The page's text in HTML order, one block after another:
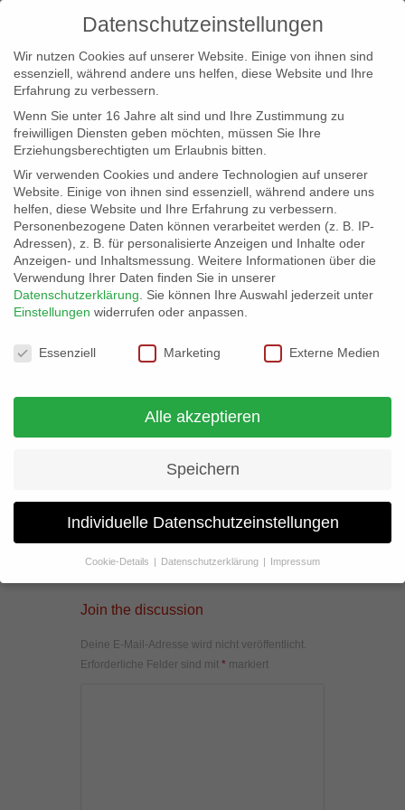
info@erfolgreich-events.de
+4940 46 777 230
Join the discussion
Deine E-Mail-Adresse wird nicht veröffentlicht.
Erforderliche Felder sind mit * markiert
Datenschutzeinstellungen
Wir nutzen Cookies auf unserer Website. Einige von ihnen sind
essenziell, während andere uns helfen, diese Website und Ihre
Erfahrung zu verbessern.
Wenn Sie unter 16 Jahre alt sind und Ihre Zustimmung zu
freiwilligen Diensten geben möchten, müssen Sie Ihre
Erziehungsberechtigten um Erlaubnis bitten.
Wir verwenden Cookies und andere Technologien auf unserer
Website. Einige von ihnen sind essenziell, während andere uns
helfen, diese Website und Ihre Erfahrung zu verbessern.
Personenbezogene Daten können verarbeitet werden (z. B. IP-
Adressen), z. B. für personalisierte Anzeigen und Inhalte oder
Anzeigen- und Inhaltsmessung. Weitere Informationen über die
Verwendung Ihrer Daten finden Sie in unserer
Datenschutzerklärung
Sie können Ihre Auswahl jederzeit unter
Einstellungen widerrufen oder anpassen.
Datenschutzeinstellungen
Essenziell Marketing Externe Medien
Alle akzeptieren
Speichern
Individuelle Datenschutzeinstellungen
Cookie-Details Datenschutzerklärung Impressum
Datenschutzeinstellungen
Wenn Sie unter 16 Jahre alt sind und Ihre Zustimmung zu
Erziehungsberechtigten um Erlaubnis bitten.
Wir verwenden Cookies und andere Technologien auf unserer